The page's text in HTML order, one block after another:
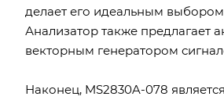
делает его идеальным
Анализатор также предлагает
векторным генератором
Наконец, MS2830A-078